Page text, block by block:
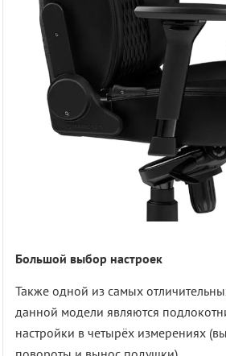
Большой выбор настроек
Также одной из самых
данной модели являются
настройки в четырёх измерениях